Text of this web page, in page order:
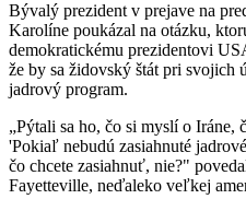
Bývalý prezident v prejave na
Karolíne poukázal na otázku,
demokratickému prezidentovi
že by sa židovský štát pri svojich
jadrový program.
„Pýtali sa ho, čo si myslí o Iráne,
'Pokiaľ nebudú zasiahnuté
čo chcete zasiahnuť, nie?"
Fayetteville, neďaleko veľkej